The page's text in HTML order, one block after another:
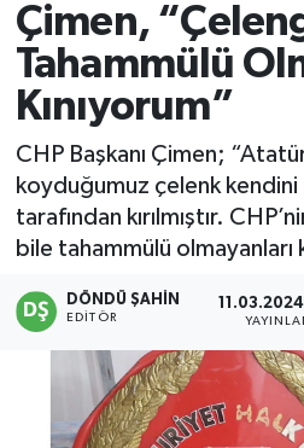
Çimen,
Tahammülü
Kınıyorum”
CHP Başkanı Çimen;
koyduğumuz çelenk
tarafından kırılmıştır.
bile tahammülü olmayanları
DÖNDÜ ŞAHİN
EDITÖR